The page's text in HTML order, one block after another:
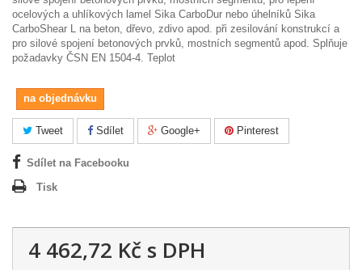
ocelových a uhlíkových lamel Sika CarboDur nebo úhelníků Sika
CarboShear L na beton, dřevo, zdivo apod. při zesilování konstrukcí a
pro silové spojení betonových prvků, mostních segmentů apod. Splňuje
požadavky ČSN EN 1504-4. Teplot
na objednávku
Tweet Sdílet Google+ Pinterest
Sdílet na Facebooku
Tisk
4 462,72 Kč s DPH